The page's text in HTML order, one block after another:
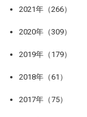
2021年（266）
2020年（309）
2019年（179）
2018年（61）
2017年（75）